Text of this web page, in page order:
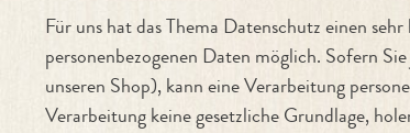
Für uns hat das Thema Datenschutz einen
personenbezogenen Daten möglich. Sofern
unseren Shop), kann eine Verarbeitung
Verarbeitung keine gesetzliche Grundlage,